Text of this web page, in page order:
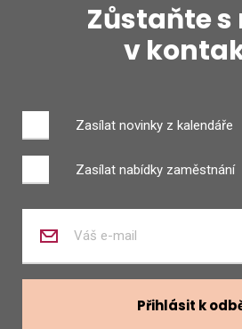
Zůstaňte
v
Zasílat novinky z kalendáře
Zasílat nabídky zaměstnání
váš
mail
Přihlásit k